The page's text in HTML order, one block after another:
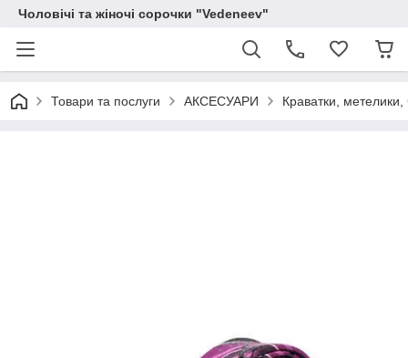
Чоловічі та жіночі сорочки "Vedeneev"
Товари та послуги АКСЕСУАРИ Краватки, метелики,